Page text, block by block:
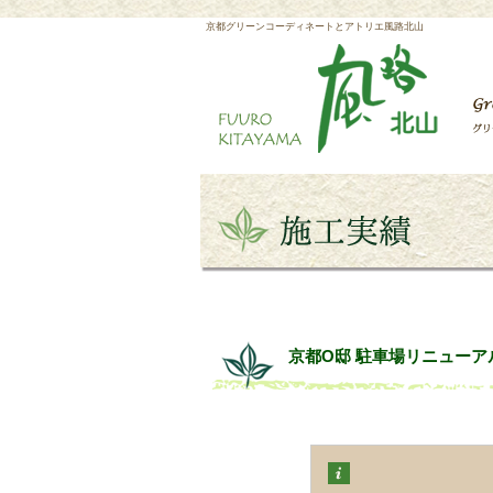
京都グリーンコーディネートとアトリエ風路北山
京都O邸 駐車場リニューア